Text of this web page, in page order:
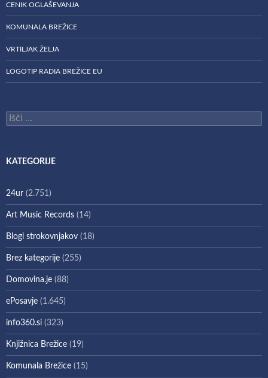
CENIK OGLAŠEVANJA
KOMUNALA BREŽICE
VRTILJAK ŽELJA
LOGOTIP RADIA BREŽICE EU
Išči:
KATEGORIJE
24ur (2.751)
Art Music Records (14)
Blogi strokovnjakov (18)
Brez kategorije (255)
Domovina.je (88)
ePosavje (1.645)
info360.si (323)
Knjižnica Brežice (19)
Komunala Brežice (15)